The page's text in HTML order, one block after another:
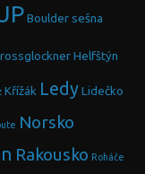
Boulder sešna
Helfštýn
Křížák Ledy Lidečko
Norsko
Rakousko Roháče